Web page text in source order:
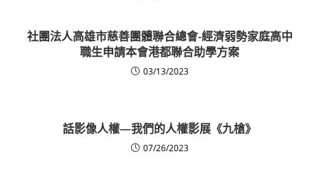
社團法人高雄市慈善團體聯合總會-經濟弱勢家庭高中
職生申請本會港都聯合助學方案
03/13/2023
話影像人權—我們的人權影展《九槍》
07/26/2023